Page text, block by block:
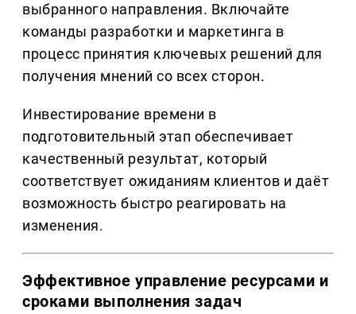
выбранного направления. Включайте
команды разработки и маркетинга в
процесс принятия ключевых решений для
получения мнений со всех сторон.
Инвестирование времени в
подготовительный этап обеспечивает
качественный результат, который
соответствует ожиданиям клиентов и даёт
возможность быстро реагировать на
изменения.
Эффективное управление ресурсами и
сроками выполнения задач